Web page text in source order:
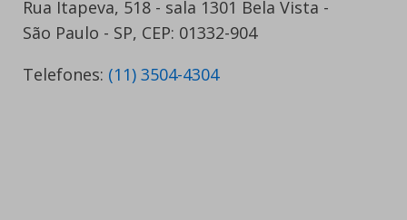
Rua Itapeva, 518 - sala 1301 Bela Vista -
São Paulo - SP, CEP: 01332-904
Telefones: (11) 3504-4304